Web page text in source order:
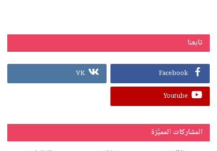
تابعنا
Facebook
VK
Youtube
المشاركات المميَّزة